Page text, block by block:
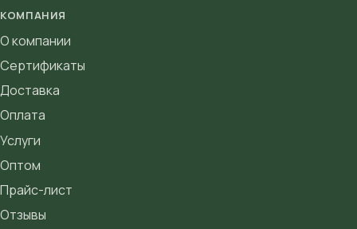
КОМПАНИЯ
О компании
Сертификаты
Доставка
Оплата
Услуги
Оптом
Прайс-лист
Отзывы